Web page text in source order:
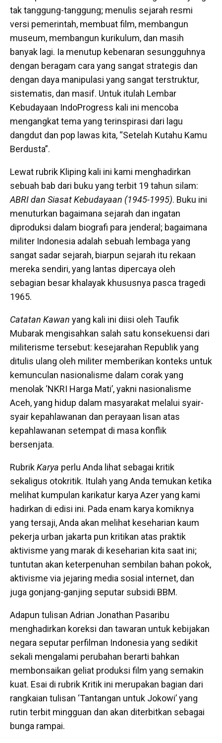
tak tanggung-tanggung; menulis sejarah resmi
versi pemerintah, membuat film, membangun
museum, membangun kurikulum, dan masih
banyak lagi. Ia menutup kebenaran sesungguhnya
dengan beragam cara yang sangat strategis dan
dengan daya manipulasi yang sangat terstruktur,
sistematis, dan masif. Untuk itulah Lembar
Kebudayaan IndoProgress kali ini mencoba
mengangkat tema yang terinspirasi dari lagu
dangdut dan pop lawas kita, “Setelah Kutahu Kamu
Berdusta”.
Lewat rubrik Kliping kali ini kami menghadirkan
sebuah bab dari buku yang terbit 19 tahun silam:
ABRI dan Siasat Kebudayaan (1945-1995). Buku ini
menuturkan bagaimana sejarah dan ingatan
diproduksi dalam biografi para jenderal; bagaimana
militer Indonesia adalah sebuah lembaga yang
sangat sadar sejarah, biarpun sejarah itu rekaan
mereka sendiri, yang lantas dipercaya oleh
sebagian besar khalayak khususnya pasca tragedi
1965.
Catatan Kawan yang kali ini diisi oleh Taufik
Mubarak mengisahkan salah satu konsekuensi dari
militerisme tersebut: kesejarahan Republik yang
ditulis ulang oleh militer memberikan konteks untuk
kemunculan nasionalisme dalam corak yang
menolak ‘NKRI Harga Mati’, yakni nasionalisme
Aceh, yang hidup dalam masyarakat melalui syair-
syair kepahlawanan dan perayaan lisan atas
kepahlawanan setempat di masa konflik
bersenjata.
RubrikKarya perlu Anda lihat sebagai kritik
sekaligus otokritik. Itulah yang Anda temukan ketika
melihat kumpulan karikatur karya Azer yang kami
hadirkan di edisi ini. Pada enam karya komiknya
yang tersaji, Anda akan melihat keseharian kaum
pekerja urban jakarta pun kritikan atas praktik
aktivisme yang marak di keseharian kita saat ini;
tuntutan akan keterpenuhan sembilan bahan pokok,
aktivisme via jejaring media sosial internet, dan
juga gonjang-ganjing seputar subsidi BBM.
Adapun tulisan Adrian Jonathan Pasaribu
menghadirkan koreksi dan tawaran untuk kebijakan
negara seputar perfilman Indonesia yang sedikit
sekali mengalami perubahan berarti bahkan
membonsaikan geliat produksi film yang semakin
kuat. Esai di rubrik Kritik ini merupakan bagian dari
rangkaian tulisan ‘Tantangan untuk Jokowi’ yang
rutin terbit mingguan dan akan diterbitkan sebagai
bunga rampai.